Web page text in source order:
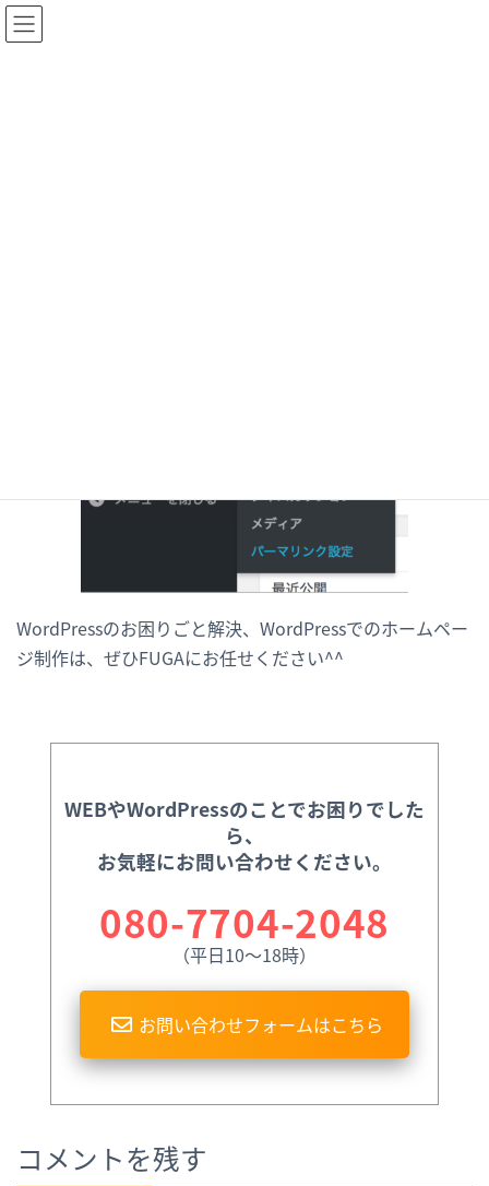
WordPressのお困りごと解決、WordPressでのホームペー
ジ制作は、ぜひFUGAにお任せください^^
WEBやWordPressのことでお困りでした
ら、
お気軽にお問い合わせください。
080-7704-2048
（平日10〜18時）
お問い合わせフォームはこちら
コメントを残す